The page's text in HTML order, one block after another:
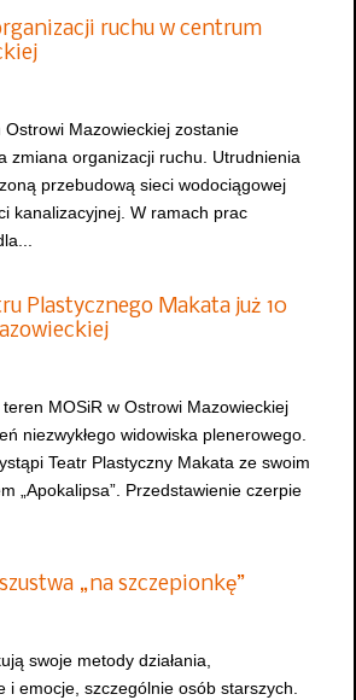
ruchu w centrum
Mazowieckiej zostanie
zmiana organizacji ruchu. Utrudnienia
przebudową sieci wodociągowej
kanalizacyjnej. W ramach prac
Plastycznego Makata już 10
MOSiR w Ostrowi Mazowieckiej
niezwykłego widowiska plenerowego.
Teatr Plastyczny Makata ze swoim
„Apokalipsa”. Przedstawienie czerpie
„na szczepionkę”
swoje metody działania,
i emocje, szczególnie osób starszych.